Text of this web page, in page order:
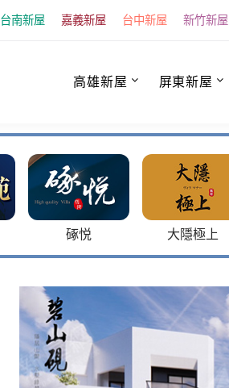
台南新屋 嘉義新屋 台中新屋 新竹新屋
高雄新屋 屏東新屋
硺悦 大隱極上